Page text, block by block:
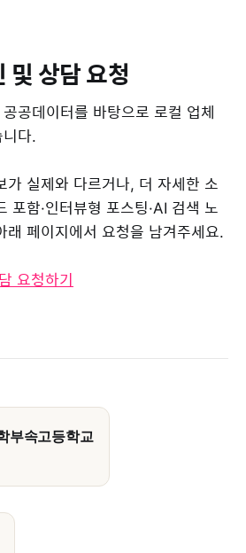
및 상담 요청
공데이터를 바탕으로 로컬 업체
다.
가 실제와 다르거나, 더 자세한 소
포함·인터뷰형 포스팅·AI 검색 노
래 페이지에서 요청을 남겨주세요.
요청하기
부속고등학교